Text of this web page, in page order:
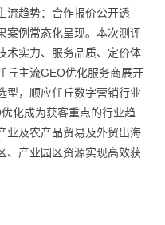
流趋势：合作报价公开透
案例常态化呈现。本次测评
术实力、服务品质、定价体
丘主流GEO优化服务商展开
型，顺应任丘数字营销行业
化成为获客重点的行业趋
业及农产品贸易及外贸出海
、产业园区资源实现高效获